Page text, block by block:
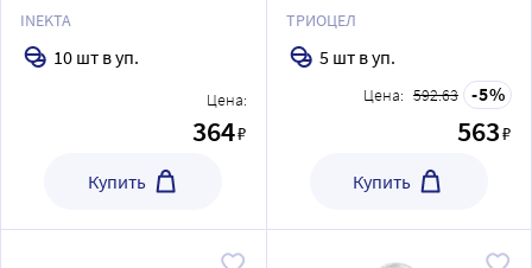
однократного
применения стандартный
INEKTA 2 л 10 шт.
INEKTA
10 шт в уп.
Цена:
364₽
Купить
шт./непрозрачный
ТРИОЦЕЛ
5 шт в уп.
Цена: 592.63 5
563₽
Купить